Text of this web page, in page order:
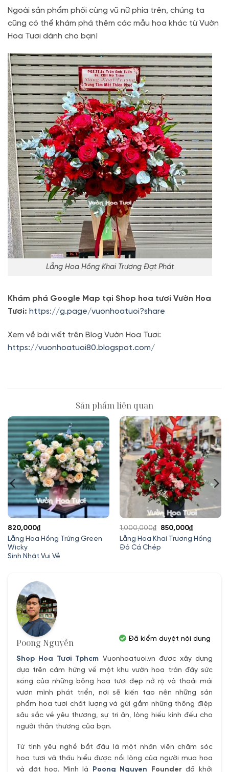
Ngoài sản phẩm phối cùng vũ nữ phía trên, chúng ta
cũng có thể khám phá thêm các mẫu hoa khác từ Vườn
Hoa Tươi dành cho bạn!
Lẵng Hoa Hồng Khai Trương Đạt Phát
Khám phá Google Map tại Shop hoa tươi Vườn Hoa
Tươi: https://g.page/vuonhoatuoi?share
Xem về bài viết trên Blog Vườn Hoa Tươi:
https://vuonhoatuoi80.blogspot.com/
Sản phẩm liên quan
Lẵng Hoa Hồng Trứng Green
Wicky
Sinh Nhật Vui Vẻ
820,000₫
Lẵng Hoa Khai Trương Hồng
Đỏ Cá Chép
1,000,000₫
Giá
gốc
là:
850,000₫Giá
hiện
Poong Nguyễn
Shop Hoa Tươi Tphcm Vuonhoatuoi.vn được xây dựng
dựa trên cảm hứng về một khu vườn hoa tràn đầy sức
sống của những bông hoa tươi đẹp nở rộ và thoải mái
vươn mình phát triển, nơi sẽ kiến tạo nên những sản
phẩm hoa tươi chất lượng và gửi gắm những thông điệp
sâu sắc về yêu thương, sự tri ân, lòng hiếu kính đếu cho
người thân thương của bạn.
Từ tình yêu nghề bắt đầu là một nhân viên chăm sóc
hoa tươi và thấu hiểu được nổi lòng của người mua hoa
và đặt hoa. Mình là
Poong Nguyen Founder đã khởi
Đã kiểm duyệt nội dung